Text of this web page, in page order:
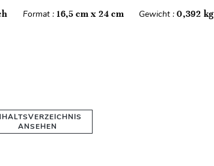
Format : 16,5 cm x 24 cm Gewicht :0,392 kg
ANSEHEN